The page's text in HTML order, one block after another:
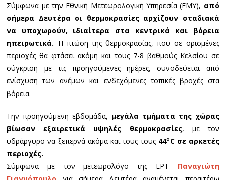
Σύμφωνα με την Εθνική Μετεωρολογική Υπηρεσία (ΕΜΥ), από
σήμερα Δευτέρα οι θερμοκρασίες αρχίζουν σταδιακά
να υποχωρούν, ιδιαίτερα στα κεντρικά και βόρεια
ηπειρωτικά. Η πτώση της θερμοκρασίας, που σε ορισμένες
περιοχές θα φτάσει ακόμη και τους 7-8 βαθμούς Κελσίου σε
σύγκριση με τις προηγούμενες ημέρες, συνοδεύεται από
ενίσχυση των ανέμων και ενδεχόμενες τοπικές βροχές στα
βόρεια.
Την προηγούμενη εβδομάδα, μεγάλα τμήματα της χώρας
βίωσαν εξαιρετικά υψηλές θερμοκρασίες, με τον
υδράργυρο να ξεπερνά ακόμα και τους τους 44°C σε αρκετές
περιοχές.
Σύμφωνα με τον μετεωρολόγο της ΕΡΤ Παναγιώτη